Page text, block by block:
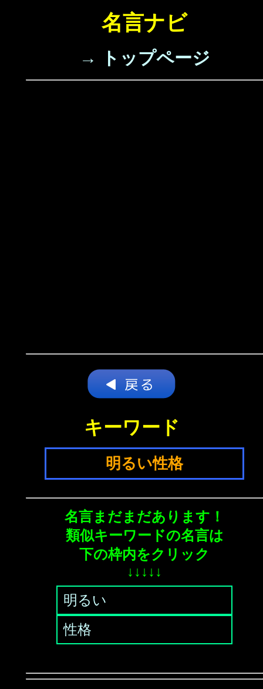
名言ナビ
→ トップページ
キーワード
明るい性格
名言まだまだあります！
類似キーワードの名言は
下の枠内をクリック
↓↓↓↓↓
明るい
性格